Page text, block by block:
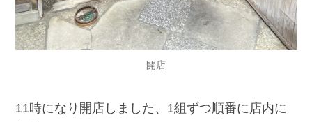
開店
11時になり開店しました、1組ずつ順番に店内に